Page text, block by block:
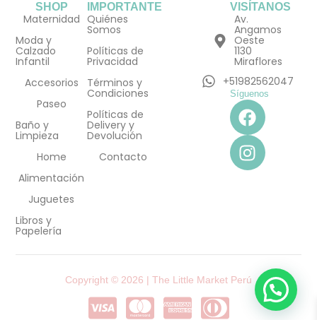
SHOP
Maternidad
Moda y
Calzado
Infantil
Accesorios
Paseo
Baño y
Limpieza
Home
Alimentación
Juguetes
Libros y
Papelería
IMPORTANTE
Quiénes
Somos
Políticas de
Privacidad
Términos y
Condiciones
Políticas de
Delivery y
Devolución
Contacto
VISÍTANOS
Av.
Angamos
Oeste
1130
Miraflores
+51982562047
Síguenos
F
a
c
e
b
I
n
s
t
a
m
Copyright © 2026 | The Little Market Perú
C C C C